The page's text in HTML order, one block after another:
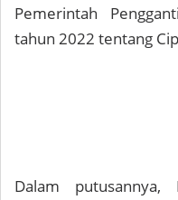
Pemerintah
tahun 2022 tentang
Dalam putusannya,